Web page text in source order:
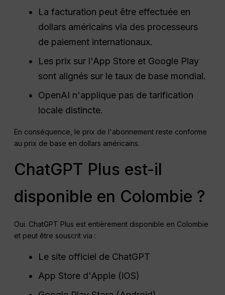
La facturation peut être effectuée en
dollars américains via des processeurs
de paiement internationaux.
Les prix sur l'App Store et Google Play
sont alignés sur le taux de base mondial.
OpenAI n'applique pas de tarification
locale distincte.
En conséquence, le prix de l'abonnement reste conforme
au prix de base en dollars américains.
ChatGPT Plus est-il
disponible en Colombie ?
Oui. ChatGPT Plus est entièrement disponible en Colombie
et peut être souscrit via :
Le site officiel de ChatGPT
App Store d'Apple (iOS)